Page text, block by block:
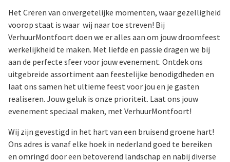
Het Crëren van onvergetelijke momenten, waar gezelligheid
voorop staat is waar wij naar toe streven! Bij
VerhuurMontfoort doen we er alles aan om jouw droomfeest
werkelijkheid te maken. Met liefde en passie dragen we bij
aan de perfecte sfeer voor jouw evenement. Ontdek ons
uitgebreide assortiment aan feestelijke benodigdheden en
laat ons samen het ultieme feest voor jou en je gasten
realiseren. Jouw geluk is onze prioriteit. Laat ons jouw
evenement speciaal maken, met VerhuurMontfoort!
Wij zijn gevestigd in het hart van een bruisend groene hart!
Ons adres is vanaf elke hoek in nederland goed te bereiken
en omringd door een betoverend landschap en nabij diverse